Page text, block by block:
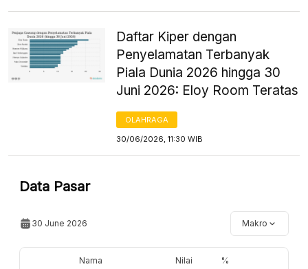
Daftar Kiper dengan
Penyelamatan Terbanyak
Piala Dunia 2026 hingga 30
Juni 2026: Eloy Room Teratas
OLAHRAGA
30/06/2026, 11:30 WIB
Data Pasar
30 June 2026 Makro
Nama Nilai %